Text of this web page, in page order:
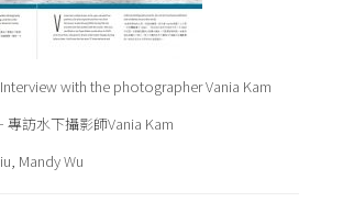
with the photographer Vania Kam
訪水下攝影師Vania Kam
Mandy Wu